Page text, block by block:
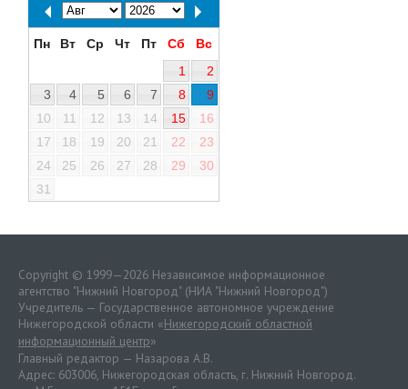
Пн Вт Ср Чт Пт Сб
Вс
1
2
3
4 5 6 7 8
9
10
11 12 13 14 15
16
17
18 19 20 21 22
23
24
25 26 27 28 29
30
31
Copyright © 1999—2026 Независимое информационное
агентство "Нижний Новгород" (НИА "Нижний Новгород")
Учредитель — Государственное автономное учреждение
Нижегородской области «Нижегородский областной
информационный центр»
Главный редактор — Назарова А.В.
Адрес: 603006, Нижегородская область, г. Нижний Новгород.